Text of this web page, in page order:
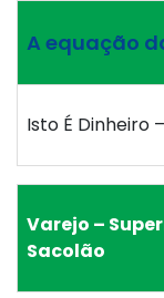
A equação
Isto É Dinheiro
Varejo –
Sacolão